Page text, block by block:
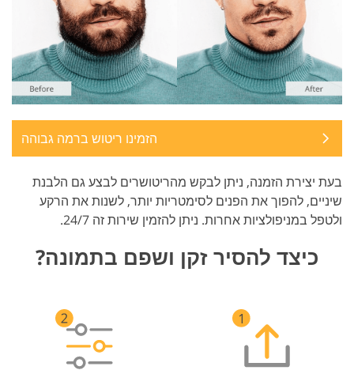
הזמינו ריטוש ברמה גבוהה
בעת יצירת הזמנה, ניתן לבקש מהריטושרים לבצע גם הלבנת
שיניים, להפוך את הפנים לסימטריות יותר, לשנות את הרקע
ולטפל במניפולציות אחרות. ניתן להזמין שירות זה 24/7.
כיצד להסיר זקן ושפם בתמונה?